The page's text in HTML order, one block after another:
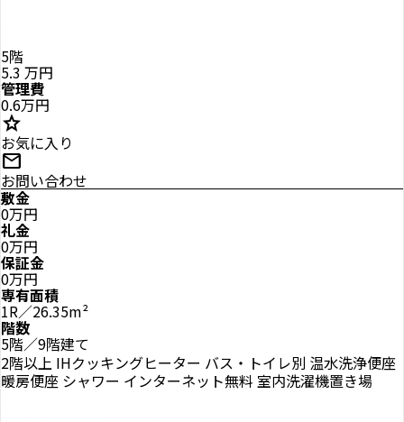
5階
5.3 万円
管理費
0.6万円
star
お気に入り
mail
お問い合わせ
敷金
0万円
礼金
0万円
保証金
0万円
専有面積
1R／26.35m²
階数
5階／9階建て
2階以上 IHクッキングヒーター バス・トイレ別 温水洗浄便座
暖房便座 シャワー インターネット無料 室内洗濯機置き場